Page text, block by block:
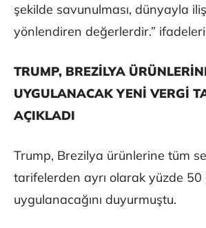
şekilde savunulması, dünyayla
yönlendiren değerlerdir.”
TRUMP, BREZİLYA
UYGULANACAK YENİ VERGİ
AÇIKLADI
Trump, Brezilya ürünlerine tüm
tarifelerden ayrı olarak yüzde
uygulanacağını duyurmuştu.